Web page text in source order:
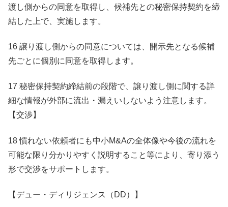
渡し側からの同意を取得し、候補先との秘密保持契約を締
結した上で、実施します。
16 譲り渡し側からの同意については、開示先となる候補
先ごとに個別に同意を取得します。
17 秘密保持契約締結前の段階で、譲り渡し側に関する詳
細な情報が外部に流出・漏えいしないよう注意します。
【交渉】
18 慣れない依頼者にも中小M&Aの全体像や今後の流れを
可能な限り分かりやすく説明すること等により、寄り添う
形で交渉をサポートします。
【デュー・ディリジェンス（DD）】